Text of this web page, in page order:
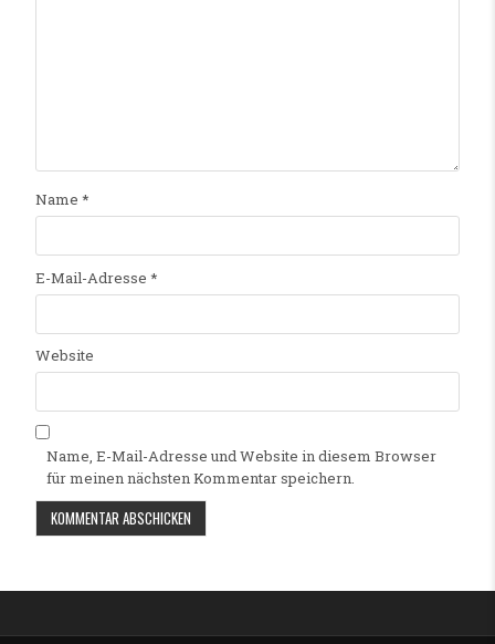
Name *
E-Mail-Adresse *
Website
Name, E-Mail-Adresse und Website in diesem Browser
für meinen nächsten Kommentar speichern.